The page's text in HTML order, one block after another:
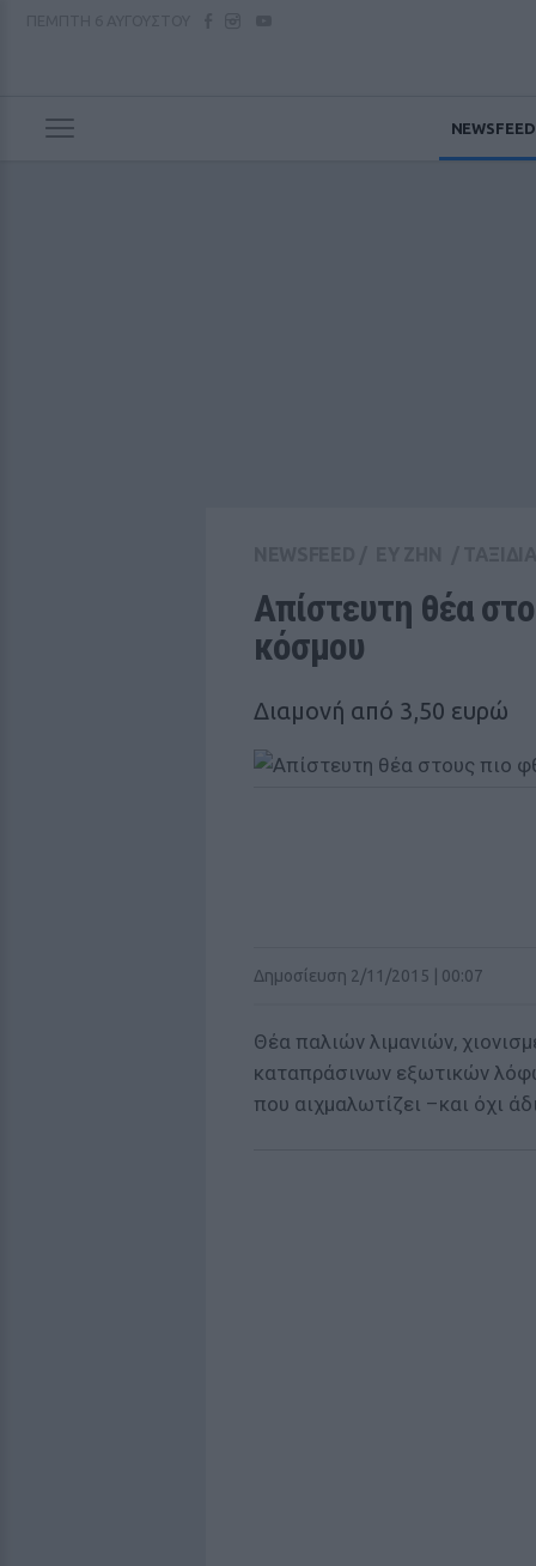
NEWSFEED
Απίστευτη θέα
κόσμου
Διαμονή από 3,50 ευρώ
Δημοσίευση 2/11/2015 | 00:07
Θέα παλιών λιμανιών,
καταπράσινων εξωτικών
που αιχμαλωτίζει –και όχι